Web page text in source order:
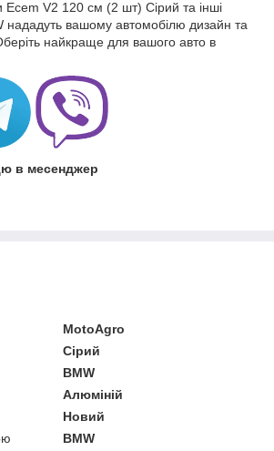
Ecem V2 120 см (2 шт) Сірий та інші
нададуть вашому автомобілю дизайн та
найкраще для вашого авто в
в месенджер
MotoAgro
Сірий
BMW
Алюміній
Новий
BMW